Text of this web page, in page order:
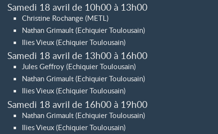
Samedi 18 avril de 10h00 à 13h00
Christine Rochange (METL)
Nathan Grimault (Echiquier Toulousain)
Ilies Vieux (Echiquier Toulousain)
Samedi 18 avril de 13h00 à 16h00
Jules Geffroy (Echiquier Toulousain)
Nathan Grimault (Echiquier Toulousain)
Ilies Vieux (Echiquier Toulousain)
Samedi 18 avril de 16h00 à 19h00
Nathan Grimault (Echiquier Toulousain)
Ilies Vieux (Echiquier Toulousain)